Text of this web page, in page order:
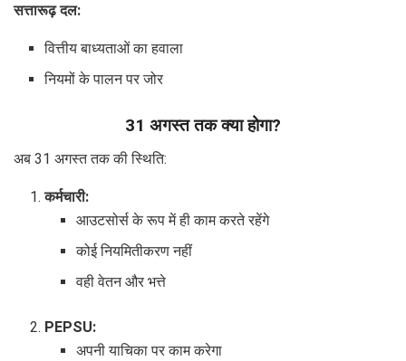
सत्तारूढ़ दल:
वित्तीय बाध्यताओं का हवाला
नियमों के पालन पर जोर
31 अगस्त तक क्या होगा?
अब 31 अगस्त तक की स्थिति:
कर्मचारी:
आउटसोर्स के रूप में ही काम करते रहेंगे
कोई नियमितीकरण नहीं
वही वेतन और भत्ते
PEPSU:
अपनी याचिका पर काम करेगा